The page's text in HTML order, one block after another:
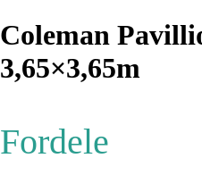
Coleman
3,65×3,65m
Fordele